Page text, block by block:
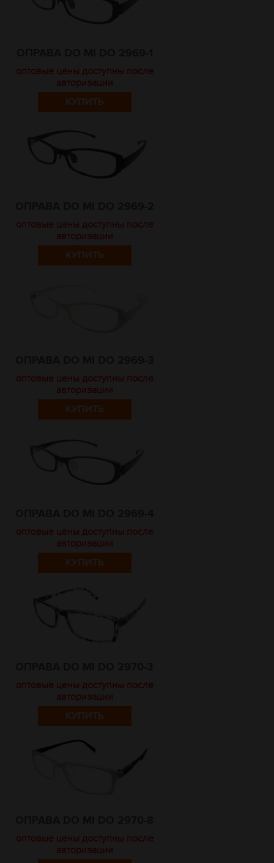
оптовые цены доступны после
авторизации
КУПИТЬ
оптовые цены доступны после
авторизации
КУПИТЬ
оптовые цены доступны после
авторизации
КУПИТЬ
оптовые цены доступны после
авторизации
КУПИТЬ
оптовые цены доступны после
авторизации
КУПИТЬ
оптовые цены доступны после
авторизации